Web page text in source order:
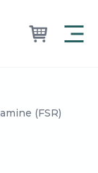
(FSR)